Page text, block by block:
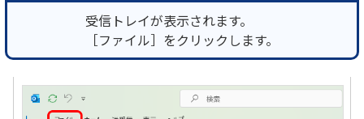
受信トレイが表示されます。
［ファイル］をクリックします。